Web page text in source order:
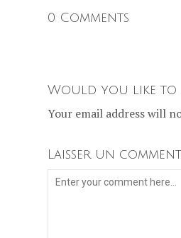
0 Comments
Would you like to
Your email address will
Laisser un